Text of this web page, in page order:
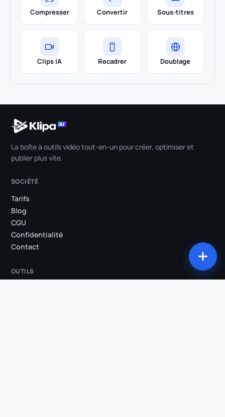
Compresser Convertir Sous-titres
Clips IA Recadrer Doublage
La boîte à outils vidéo tout-en-un pour créer, optimiser et
publier plus vite.
SOCIÉTÉ
Tarifs
Blog
CGU
Confidentialité
Contact
OUTILS